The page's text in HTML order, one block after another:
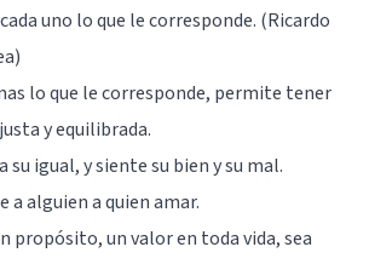
uno lo que le corresponde. (Ricardo
lo que le corresponde, permite tener
y equilibrada.
su igual, y siente su bien y su mal.
a alguien a quien amar.
propósito, un valor en toda vida, sea